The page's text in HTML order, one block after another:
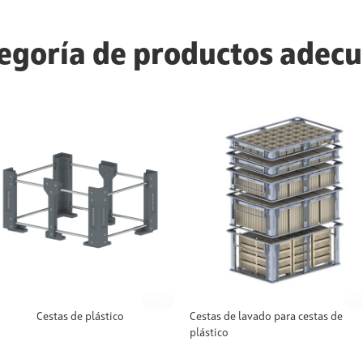
de productos
Cestas de plástico
Cestas de lavado para cestas de
plástico